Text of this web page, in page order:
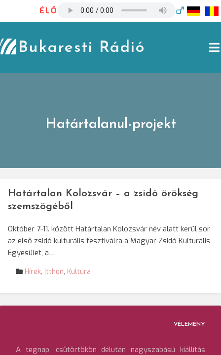
ÉLŐ
Bukaresti Rádió
Határtalanul-projekt
Határtalan Kolozsvár – a zsidó örökség
szemszögéből
Október 7-11. között Határtalan Kolozsvár név alatt kerül sor
az első zsidó kulturális fesztiválra a Magyar Zsidó Kulturális
Egyesület, a…
Hírek, Itthon, Kultúra
VÉLEMÉNY
A tegnap, csütörtökön délután nagyszabású kiállítás